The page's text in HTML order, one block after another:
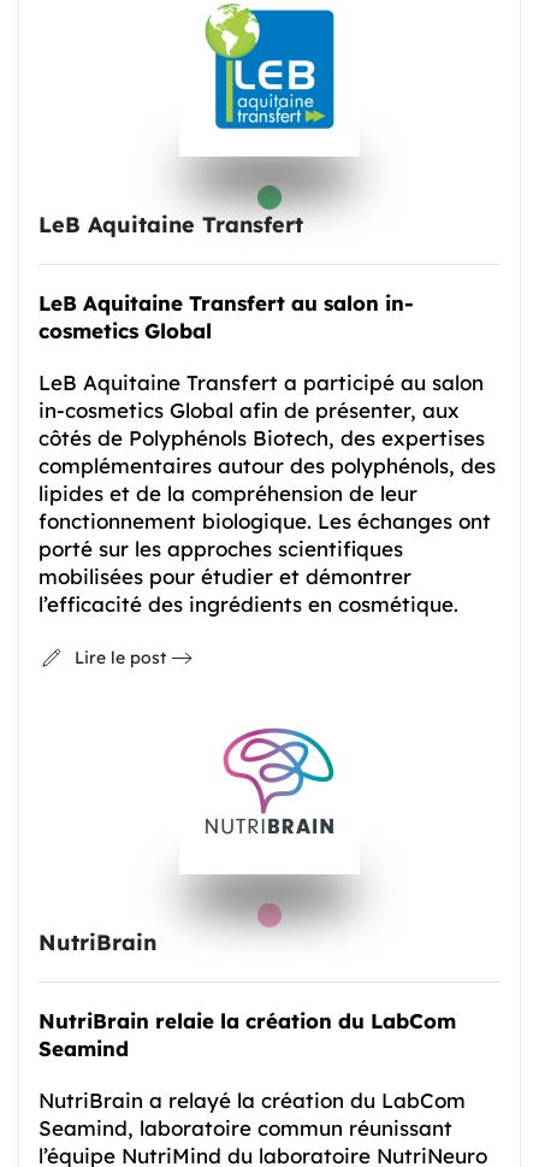
LeB Aquitaine Transfert
LeB Aquitaine Transfert au salon in-
cosmetics Global
LeB Aquitaine Transfert a participé au salon
in-cosmetics Global afin de présenter, aux
côtés de Polyphénols Biotech, des expertises
complémentaires autour des polyphénols, des
lipides et de la compréhension de leur
fonctionnement biologique. Les échanges ont
porté sur les approches scientifiques
mobilisées pour étudier et démontrer
l’efficacité des ingrédients en cosmétique.
Lire le post
NutriBrain
NutriBrain relaie la création du LabCom
Seamind
NutriBrain a relayé la création du LabCom
Seamind, laboratoire commun réunissant
l’équipe NutriMind du laboratoire NutriNeuro